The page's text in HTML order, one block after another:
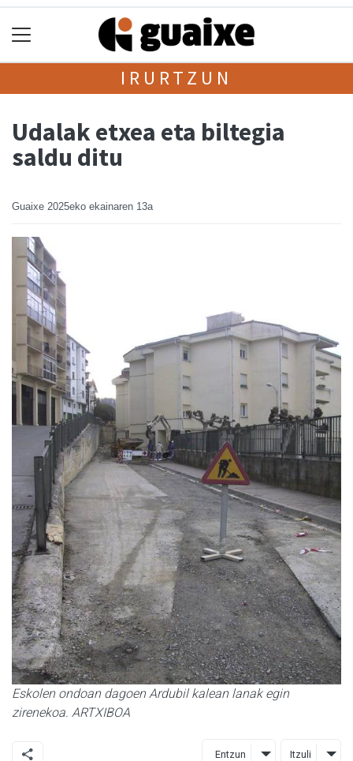
IRURTZUN
Udalak etxea eta biltegia
saldu ditu
Guaixe 2025eko ekainaren 13a
Eskolen ondoan dagoen Ardubil kalean lanak egin
zirenekoa. ARTXIBOA
Entzun Itzuli